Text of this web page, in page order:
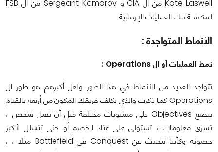
Kate Laswell من ال CIA و Sergeant Kamarov من ال FSB
لمكافحة تلك العمليات الإرهابية
الأنماط المتواجدة :
نمط العمليات أو ال Operations :
تتواجد العديد من الأنماط في هذا الطور ولعل أكبرهم هو طور ال
Operations كما ذكرت والذي يكلف فريقك المكون من أربعة بالقيام
ببضع Objectives على مستويات مختلفة مثل أن تقتل شخص ،
تسرق معلومات ، تستولى على عتاد الخصم أو حتى تتسلل لأكبر
حصونه وكأننا نتحدث عن Conquest في Battlefield مثلاً ، ,